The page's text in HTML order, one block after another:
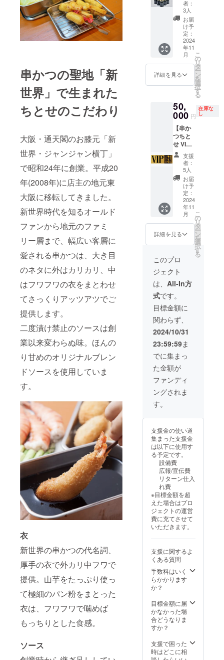
串かつの聖地「新
世界」で生まれた
ちとせのこだわり
大阪・通天閣のお膝元「新
世界・ジャンジャン横丁」
で昭和24年に創業。平成20
年(2008年)に店主の地元東
大阪に移転してきました。
新世界時代を知るオールド
ファンから地元のファミ
リー層まで、幅広い客層に
愛される串かつは、大き目
のネタに外はカリカリ、中
はフワフワの衣をまとわせ
てさっくりアッツアツでご
提供します。
二度漬け禁止のソースは創
業以来変わらぬ味。ほんの
り甘めのオリジナルブレン
ドソースを使用していま
す。
衣
新世界の串かつの代名詞、
厚手の衣で外カリ中フワで
提供。山芋をたっぷり使っ
て極細のパン粉をまとった
衣は、フワフワで噛めば
もっちりとした食感。
ソース
りしま
です。
【ソー
ス詳
細】 サ
イズ：
150×50
×50(1
本) 内容
量：
260ml
保存方
射日光
を避
け、常
温にて
保存(開
栓後は
要冷蔵)
賞味期
限：
2026年
5月9日
【カ
レー詳
細】 サ
イズ：
20×130
×190(1
180g 保
存方
法：直
射日光
を避
け、常
温にて
保存 賞
味期
限：
2026年
1月18日
りげな
くア
ピー
ル。 厚
すぎず
薄すぎ
ない、
全体の
シル
エット
を重視
よい厚
みのス
タン
ダード
なTシャ
ツで
す。 カ
ラー：
白 素
材：
5.6oz /
天竺
綿100%
サイ
ズ：S、
M、L、
XL、
2XL(男
女兼用)
【ソー
ス詳
細】 サ
イズ：
150×50
×50(1
本) 内容
量：
260ml
保存方
法：直
射日光
を避
け、常
温にて
保存(開
栓後は
要冷蔵)
2026年
【カ
レー詳
細】 サ
イズ：
20×130
×190(1
個) 内容
180g 保
存方
法：直
射日光
を避
け、常
保存 賞
味期
限：
2026年
1月18日
中には
店舗ロ
ゴでさ
りげな
くア
ピー
ル。 厚
すぎず
薄すぎ
ない、
全体の
エット
を重視
した程
よい厚
みのス
タン
ダード
なTシャ
ツで
す。 カ
ラー：
白 素
材：
5.6oz /
天竺
綿100%
サイ
ズ：S、
M、L、
XL、
2XL(男
女兼用)
【エコ
バッグ
詳細】
デザイ
ンは2種
類から
お選び
いただ
けま
す。
A：表ロ
ゴ・裏
無地 前
面にロ
ゴを大
した、
愛を押
し出し
た1枚。
B：表ビ
リケン
ちゃ
ん・裏
ゴ 表に
ビリケ
ンちゃ
ん、裏
には店
げなく
アピー
ル。 持
ち運び
しやす
タイプ
です。
A4サイ
ズすっ
裕を
持って
入るサ
つお送
りしま
す
備考欄
にご入
力くだ
さい。
※名義人
のみご
利用可
能で
す。他
人に譲
せん。
※パスの
画像は
イメー
ジで
す。デ
ザイン
は変更
になる
場合が
ありま
す。 ※
こって
りどて
やき牛
レーの
発送は1
です。
発送or
店舗で
の受け
戸ノ里
本店・
小阪店)
を備考
欄にご
入力く
ださ
い。 ※
缶バッ
ジはラ
ンダム
で1種類
とな
べませ
ん。
【カ
レー詳
細】 サ
イズ：
20×130
×190(1
個) 内容
量：
180g 保
存方
法：直
射日光
を避
け、常
温にて
保存 賞
味期
限：
2026年
バッジ
詳細】
サイ
56mm
種類：
グパー
ティー
ご招待
(3時間)
・特製
缶バッ
ジ 以上
6点 ※チ
ケット
の有効
2024/11
2025/11
/30ま
で。 ※
八戸ノ
里店・
小阪店
で共通
で使用
できま
す。 ※
チケッ
トは初
回利用
時に店
舗にて
しま
す。ど
店舗(八
戸ノ里
本店・
小阪店)
取り希
望か、
備考欄
にご入
力くだ
さい。
※名義人
のみご
利用可
能で
す。他
人に譲
渡する
せん。
※パスの
画像は
イメー
ジで
す。デ
ザイン
は変更
になる
場合が
ありま
す。 ※
秘伝の
ソース
とカ
レーの
発送は1
回のみ
です。
発送or
店舗で
戸ノ里
本店・
小阪店)
入力く
ださ
本】 内
容 ・お
礼の
メッ
セージ
・串か
つちと
せ秘伝
のソー
ス12本
(1ケー
製缶
バッジ
以上3点
※缶バッ
ジはラ
ンダム
で1種類
とな
り、種
類は選
べませ
ん。 ※
備考欄
に、店
舗(八戸
ノ里本
店・小
取りor
郵送希
望かを
ご入力
くださ
い。
【ソー
ス詳
細】 サ
イズ：
150×50
×50(1
本) 内容
量：
260ml
保存方
法：直
射日光
温にて
保存(開
栓後は
要冷蔵)
賞味期
限：
2026年
5月9日
※原材料
及び添
加物等
の食品
表示は
お届け
商品の
ラベル
されま
す。商
品開封
前には
リター
ンに貼
付され
意書き
をご確
者：
3人
お届
け予
定：
2024
年11
月
詳細を見る
こ
の
リ
タ
ー
ン
を
選
択
す
る
50,
000 円
在庫な
し
【串か
つちと
せ VIP
PASS
GOLD
】 内容
・お礼
のメッ
セージ
・毎月1
回、串
かつ10
本コー
ス＋飲
み放題
(120分)
をお楽
しみい
ただけ
る「串
かつち
とせ
VIP
PASS
GOLD
」 ・串
かつち
とせ秘
伝の
ソース
×12個(1
ケース)
・特製
缶バッ
ケット
期限：
2024/11
/01〜
2025/11
/30ま
で。 ※
八戸ノ
小阪店
で共通
で使用
できま
す。 ※
チケッ
回利用
時に店
舗にて
お渡し
しま
ちらの
店舗(八
戸ノ里
本店・
で受け
取り希
望か、
支援
者：
5人
お届
け予
定：
2024
年11
月
詳細を見る
こ
の
リ
タ
ー
ン
を
選
択
す
る
このプロ
ジェクト
は、 All-In方
式です。
目標金額に
関わらず、
2024/10/31
23:59:59ま
でに集まっ
た金額が
ファンディ
ングされま
す。
支援金の使い道
集まった支援金
は以下に使用す
る予定です。
設備費
広報/宣伝費
リターン仕入
れ費
※目標金額を超
えた場合はプロ
ジェクトの運営
費に充てさせて
いただきます。
支援に関するよ
くある質問
手数料はいく
らかかります
か？
目標金額に届
かなかった場
合どうなりま
すか？
支援で困った
時はどこに相